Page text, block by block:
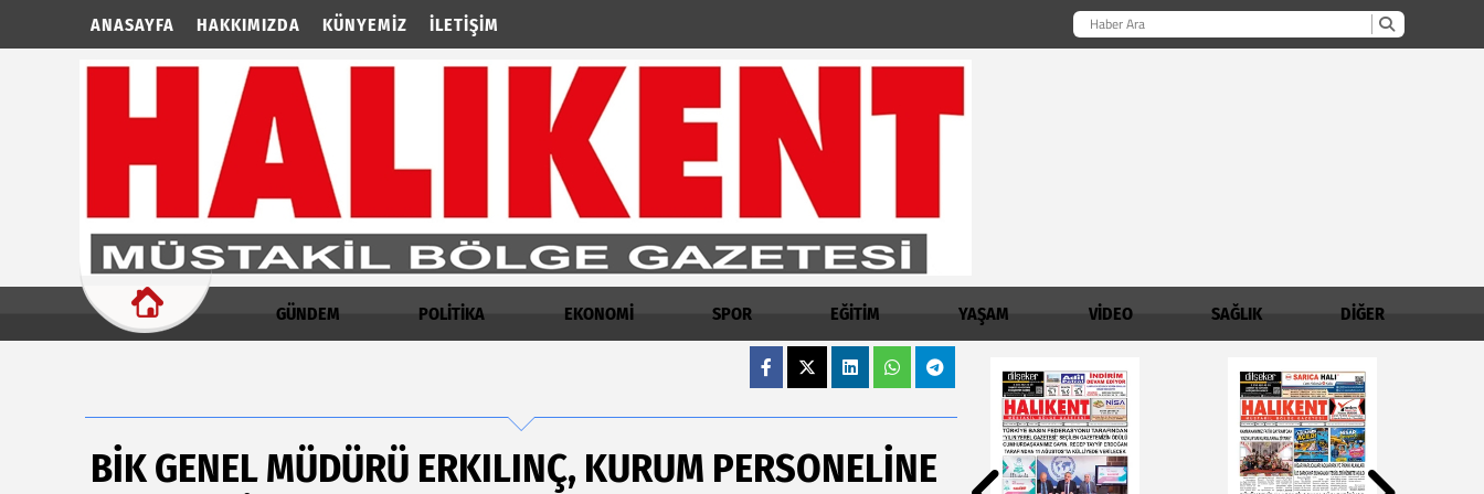
ANASAYFA HAKKIMIZDA KÜNYEMIZ İLETIŞIM
GÜNDEM POLİTİKA EKONOMİ SPOR EĞİTİM YAŞAM VİDEO SAĞLIK DİĞER
BİK GENEL MÜDÜRÜ ERKILINÇ, KURUM PERSONELINE